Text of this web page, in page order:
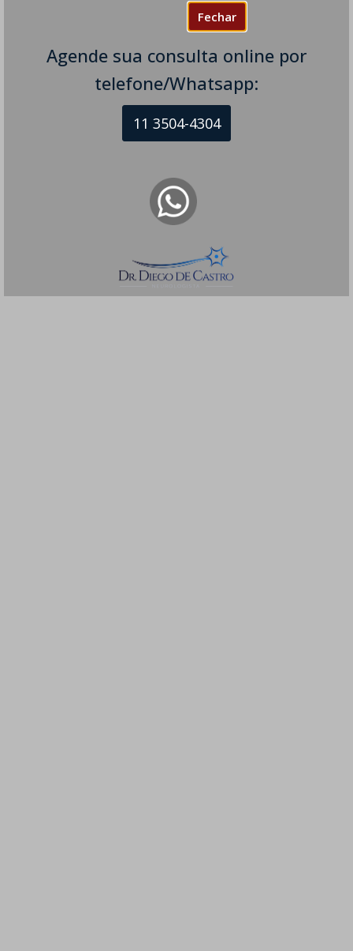
Fechar
Agende sua consulta online por
telefone/Whatsapp:
11 3504-4304